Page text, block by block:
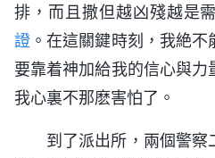
排，而且撒但越凶殘越是
證 。在這關鍵時刻，我絶
要靠着神加給我的信心與力
我心裏不那麽害怕了。
到了派出所，兩個警